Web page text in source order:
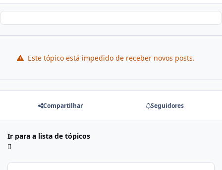
Este tópico está impedido de receber novos posts.
Compartilhar Seguidores
Ir para a lista de tópicos